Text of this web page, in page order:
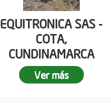
EQUITRONICA SAS -
COTA,
CUNDINAMARCA
Ver más